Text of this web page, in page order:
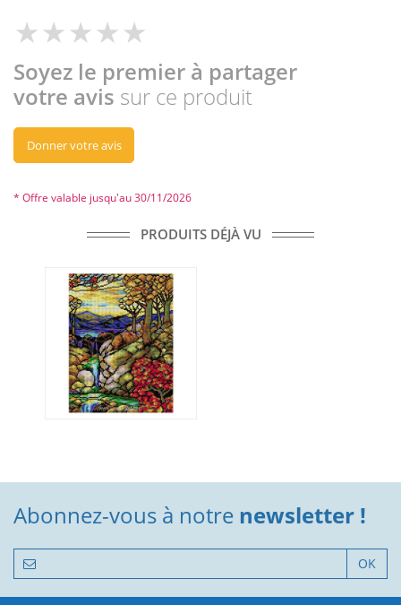
Soyez le premier à partager
votre avis sur ce produit
Donner votre avis
* Offre valable jusqu'au 30/11/2026
PRODUITS DÉJÀ VU
Abonnez-vous à notre newsletter !
OK